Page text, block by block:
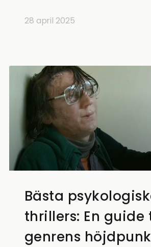
28 april 2025
Bästa
thrillers: En guide
genrens